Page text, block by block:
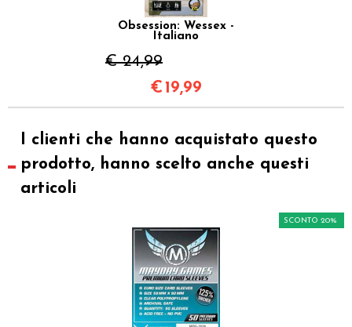
Obsession: Wessex -
Italiano
€ 24,99
€ 19,99
I clienti che hanno acquistato questo
prodotto, hanno scelto anche questi
articoli
SCONTO 20%